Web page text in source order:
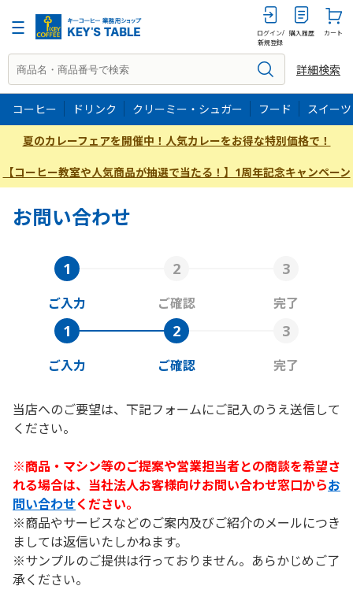
ログイン/
新規登録
購入履歴 カート
詳細検索
コーヒー ドリンク クリーミー・シュガー フード スイーツ
夏のカレーフェアを開催中！人気カレーをお得な特別価格で！
【コーヒー教室や人気商品が抽選で当たる！】1周年記念キャンペーン
お問い合わせ
ご入力 ご確認 完了
ご入力 ご確認 完了
当店へのご要望は、下記フォームにご記入のうえ送信して
ください。
※商品・マシン等のご提案や営業担当者との商談を希望さ
れる場合は、当社法人お客様向けお問い合わせ窓口からお
問い合わせください。
※商品やサービスなどのご案内及びご紹介のメールにつき
ましては返信いたしかねます。
※サンプルのご提供は行っておりません。あらかじめご了
承ください。